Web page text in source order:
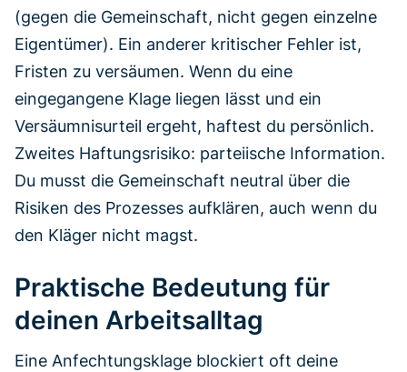
(gegen die Gemeinschaft, nicht gegen einzelne
Eigentümer). Ein anderer kritischer Fehler ist,
Fristen zu versäumen. Wenn du eine
eingegangene Klage liegen lässt und ein
Versäumnisurteil ergeht, haftest du persönlich.
Zweites Haftungsrisiko: parteiische Information.
Du musst die Gemeinschaft neutral über die
Risiken des Prozesses aufklären, auch wenn du
den Kläger nicht magst.
Praktische Bedeutung für
deinen Arbeitsalltag
Eine Anfechtungsklage blockiert oft deine